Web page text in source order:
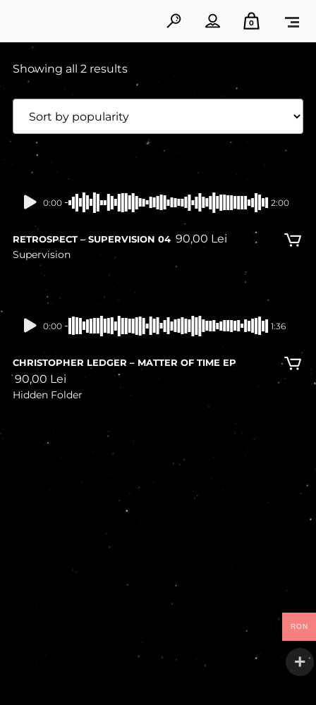
0
Showing all 2 results
0:00 2:00
RETROSPECT – SUPERVISION 04 90,00 Lei
Supervision
0:00 1:36
CHRISTOPHER LEDGER – MATTER OF TIME EP
90,00 Lei
Hidden Folder
RON